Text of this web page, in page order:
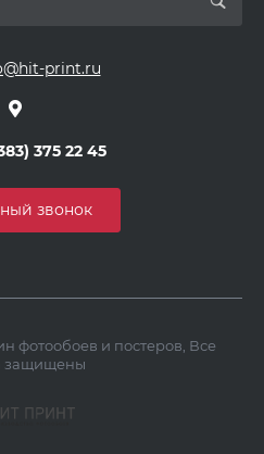
print.ru
375 22 45
звонок
фотообоев и постеров, Все
защищены